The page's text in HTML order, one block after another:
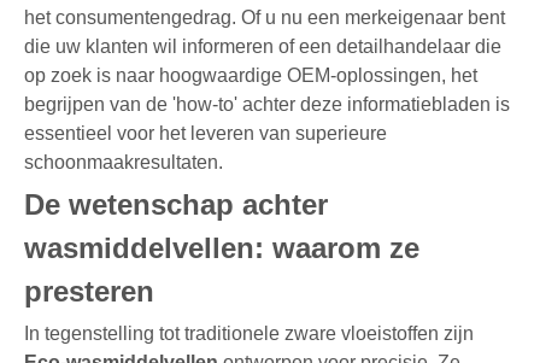
het consumentengedrag. Of u nu een merkeigenaar bent
die uw klanten wil informeren of een detailhandelaar die
op zoek is naar hoogwaardige OEM-oplossingen, het
begrijpen van de 'how-to' achter deze informatiebladen is
essentieel voor het leveren van superieure
schoonmaakresultaten.
De wetenschap achter
wasmiddelvellen: waarom ze
presteren
In tegenstelling tot traditionele zware vloeistoffen zijn